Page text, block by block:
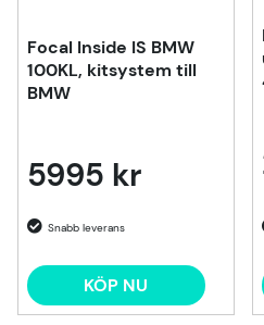
Focal Inside IS BMW
100KL, kitsystem till
BMW
5995 kr
KÖP NU